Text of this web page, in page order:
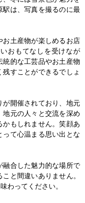
駅は、写真を撮るのに最
お土産物が楽しめるお店
おもてなしを受けなが
統的な工芸品やお土産物
すことができるでしょ
が開催されており、地元
元の人々と交流を深め
もしれません。笑顔あ
て心温まる思い出とな
合した魅力的な場所で
と間違いありません。
わってください。